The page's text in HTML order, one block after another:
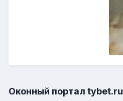
Оконный портал tybet.ru